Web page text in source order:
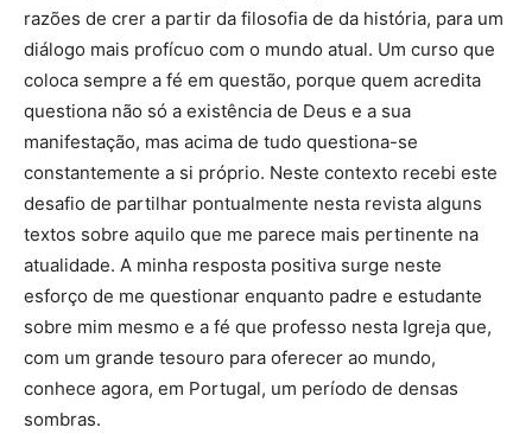
razões de crer a partir da filosofia de da história, para um
diálogo mais profícuo com o mundo atual. Um curso que
coloca sempre a fé em questão, porque quem acredita
questiona não só a existência de Deus e a sua
manifestação, mas acima de tudo questiona-se
constantemente a si próprio. Neste contexto recebi este
desafio de partilhar pontualmente nesta revista alguns
textos sobre aquilo que me parece mais pertinente na
atualidade. A minha resposta positiva surge neste
esforço de me questionar enquanto padre e estudante
sobre mim mesmo e a fé que professo nesta Igreja que,
com um grande tesouro para oferecer ao mundo,
conhece agora, em Portugal, um período de densas
sombras.